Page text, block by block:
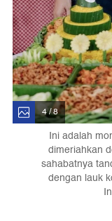
4 / 8
Ini adalah
dimeriahkan
sahabatnya
dengan lauk